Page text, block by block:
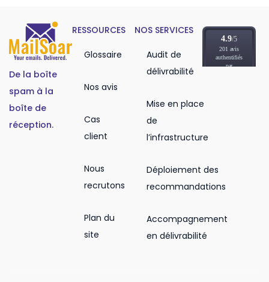
De la boîte
spam à la
boîte de
réception.
RESSOURCES
Glossaire
Nos avis
Cas
client
Nous
recrutons
Plan du
site
NOS SERVICES
Audit de
délivrabilité
Mise en place
de
l’infrastructure
Déploiement des
recommandations
Accompagnement
en délivrabilité